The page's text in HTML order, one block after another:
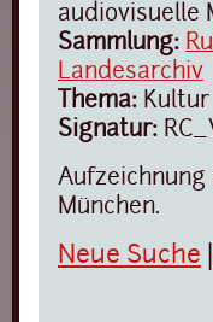
audiovisuelle
Sammlung:
Landesarchiv
Thema: Kultur
Signatur:
München.
Neue Suche